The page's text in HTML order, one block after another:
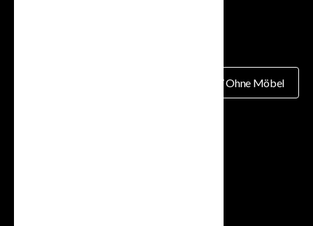
Mit Möbeln / Ohne Möbel